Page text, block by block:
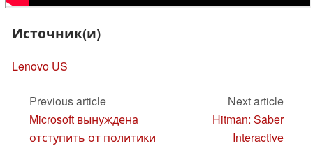
Источник(и)
Lenovo US
Previous article
Microsoft вынуждена
отступить от политики
Next article
Hitman: Saber
Interactive